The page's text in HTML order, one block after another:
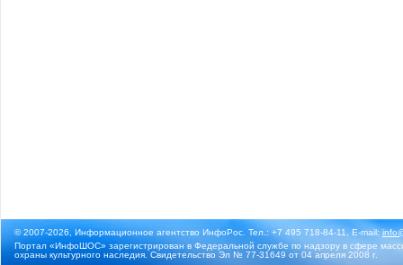
© 2007-2026, Информационное агентство ИнфоРос. Тел.: +7 495 718-84-11, E-mail:
Портал «ИнфоШОС» зарегистрирован в Федеральной службе по надзору в сфере
охраны культурного наследия. Свидетельство Эл № 77-31649 от 04 апреля 2008 г.